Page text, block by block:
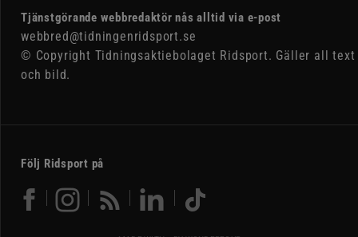
Tjänstgörande webbredaktör nås alltid via e-post
webbred@tidningenridsport.se
© Copyright Tidningsaktiebolaget Ridsport. Gäller all text
och bild.
Följ Ridsport på